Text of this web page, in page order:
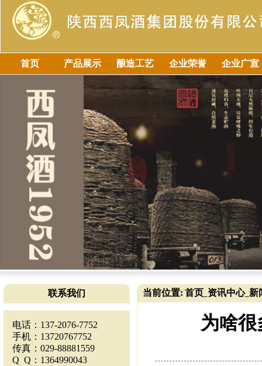
首页 产品展示 酿造工艺 企业荣誉 企业广宣
联系我们
电话：137-2076-7752
手机：13720767752
传真：029-88881559
Q Q：1364990043
当前位置: 首页 资讯中心_ 新
为啥